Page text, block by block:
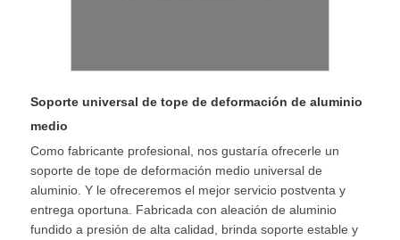
Soporte universal de tope de deformación de aluminio
medio
Como fabricante profesional, nos gustaría ofrecerle un
soporte de tope de deformación medio universal de
aluminio. Y le ofreceremos el mejor servicio postventa y
entrega oportuna. Fabricada con aleación de aluminio
fundido a presión de alta calidad, brinda soporte estable y